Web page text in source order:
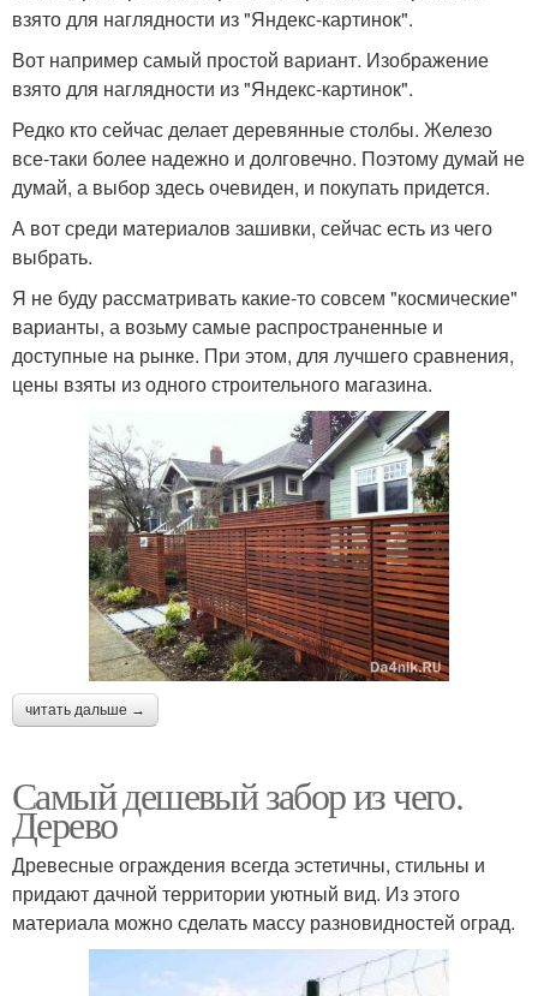
взято для наглядности из "Яндекс-картинок".
Вот например самый простой вариант. Изображение
взято для наглядности из "Яндекс-картинок".
Редко кто сейчас делает деревянные столбы. Железо
все-таки более надежно и долговечно. Поэтому думай не
думай, а выбор здесь очевиден, и покупать придется.
А вот среди материалов зашивки, сейчас есть из чего
выбрать.
Я не буду рассматривать какие-то совсем "космические"
варианты, а возьму самые распространенные и
доступные на рынке. При этом, для лучшего сравнения,
цены взяты из одного строительного магазина.
читать дальше →
Самый дешевый забор из чего.
Дерево
Древесные ограждения всегда эстетичны, стильны и
придают дачной территории уютный вид. Из этого
материала можно сделать массу разновидностей оград.